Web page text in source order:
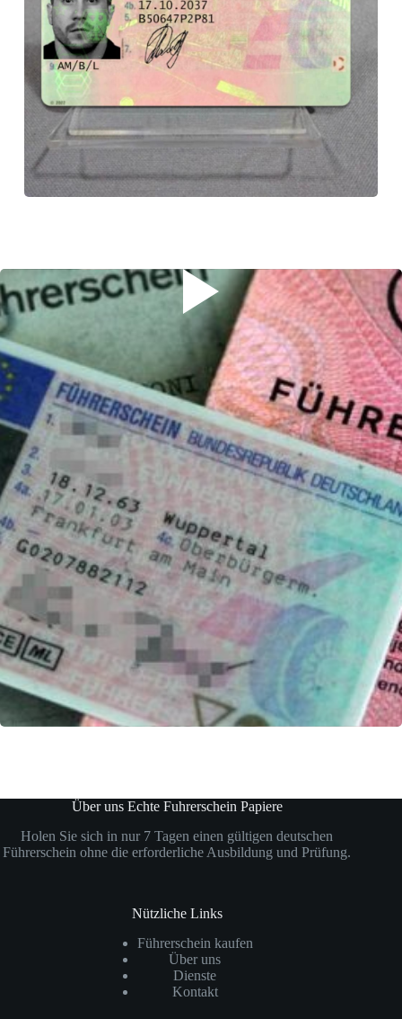
Über uns Echte Fuhrerschein Papiere
Holen Sie sich in nur 7 Tagen einen gültigen deutschen
Führerschein ohne die erforderliche Ausbildung und Prüfung.
Nützliche Links
Führerschein kaufen
Über uns
Dienste
Kontakt